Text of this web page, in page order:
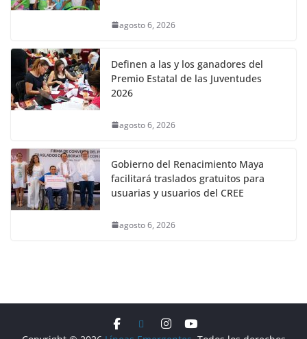
agosto 6, 2026
Definen a las y los ganadores del
Premio Estatal de las Juventudes
2026
agosto 6, 2026
Gobierno del Renacimiento Maya
facilitará traslados gratuitos para
usuarias y usuarios del CREE
agosto 6, 2026